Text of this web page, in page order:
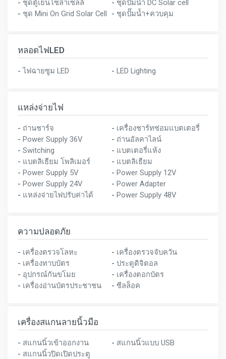
- ชุดตู้เย็นโซล่าเซลล์ - ชุดปั๊มน้ำ DC Solar cell
- ชุด Mini On Grid Solar Cell - ชุดปั๊มน้ำ+ควบคุม
หลอดไฟLED
-ไฟฉายซูม LED - LED Lighting
แหล่งจ่ายไฟ
- ถ่านชาร์จ - เครื่องชาร์ทซ่อมแบตเตอรี่
- Power Supply 36V - ถ่านอัลคาไลน์
- Switching - แบตเตอรี่แห้ง
- แบตลิเธียม โพลิเมอร์ - แบตลิเธียม
- Power Supply 5V - Power Supply 12V
- Power Supply 24V - Power Adapter
- แหล่งจ่ายไฟปรับค่าได้ - Power Supply 48V
ความปลอดภัย
- เครื่องตรวจโลหะ - เครื่องตรวจจับควัน
- เครื่องทาบบัตร - ประตูดิจิตอล
- อุปกรณ์กันขโมย - เครื่องตอกบัตร
- เครื่องอ่านบัตรประชาชน - ซีลล็อค
เครื่องสแกนลายนิ้วมือ
- สแกนนิ้วเข้าออกงาน - สแกนนิ้วแบบ USB
- สแกนนิ้วปิดเปิดประตู